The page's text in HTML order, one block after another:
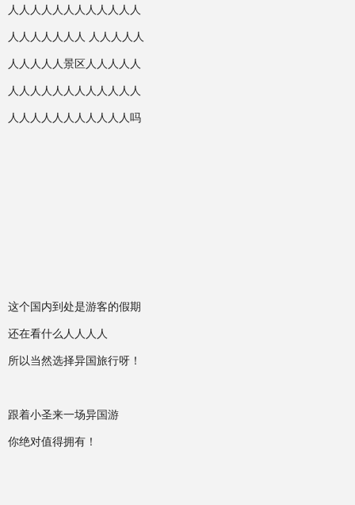
人人人人人人人人人人人人
人人人人人人人 人人人人人
人人人人人景区人人人人人
人人人人人人人人人人人人
人人人人人人人人人人人吗
这个国内到处是游客的假期
还在看什么人人人人
所以当然选择异国旅行呀！
跟着小圣来一场异国游
你绝对值得拥有！